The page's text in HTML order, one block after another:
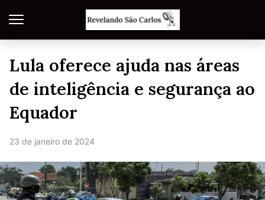
Lula oferece ajuda nas áreas
de inteligência e segurança ao
Equador
23 de janeiro de 2024